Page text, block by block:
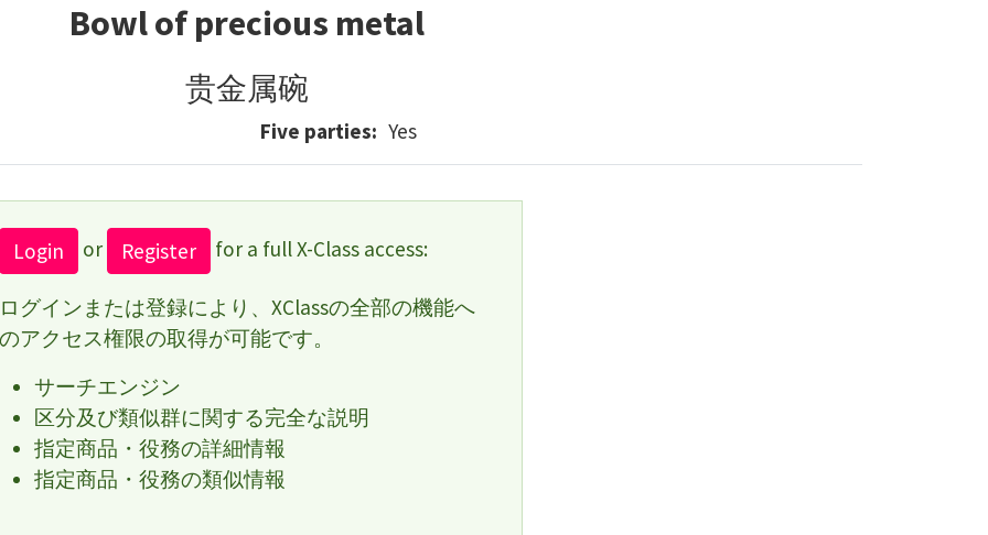
Bowl of precious metal
贵金属碗
Five parties Yes
Login or Register for a full X-Class access:
ログインまたは登録により、XClassの全部の機能へ
のアクセス権限の取得が可能です。
サーチエンジン
区分及び類似群に関する完全な説明
指定商品・役務の詳細情報
指定商品・役務の類似情報